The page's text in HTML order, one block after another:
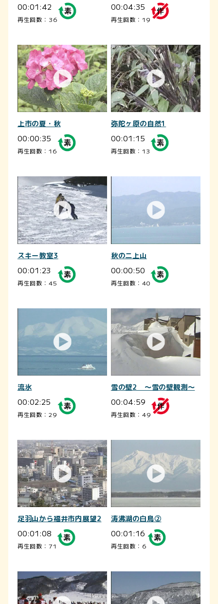
00:01:42
再生回数：36
00:04:35
再生回数：19
上市の夏・秋
00:00:35
再生回数：16
弥陀ヶ原の自然1
00:01:15
再生回数：13
スキー教室3
00:01:23
再生回数：45
秋の二上山
00:00:50
再生回数：40
流氷
00:02:25
再生回数：29
雪の壁2 ～雪の壁観測～
00:04:59
再生回数：49
足羽山から福井市内展望2
00:01:08
再生回数：71
涛沸湖の白鳥②
00:01:16
再生回数：6